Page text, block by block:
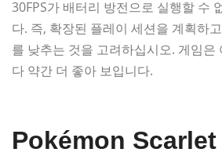
30FPS가 배터리 방전으로 실행할 수
다. 즉, 확장된 플레이 세션을 계획하
를 낮추는 것을 고려하십시오. 게임은
다 약간 더 좋아 보입니다.
Pokémon